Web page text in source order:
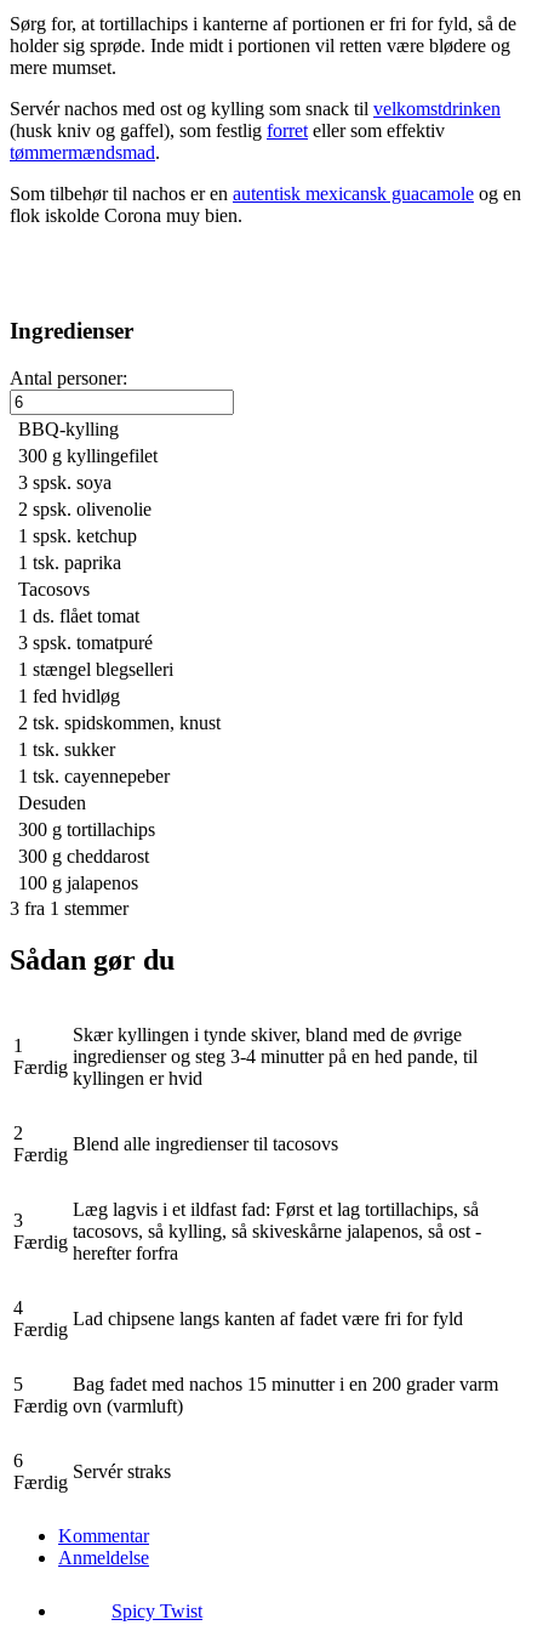
Sørg for, at tortillachips i kanterne af portionen er fri for fyld, så de
holder sig sprøde. Inde midt i portionen vil retten være blødere og
mere mumset.
Servér nachos med ost og kylling som snack til velkomstdrinken
(husk kniv og gaffel), som festlig forret eller som effektiv
tømmermændsmad.
Som tilbehør til nachos er en autentisk mexicansk guacamole og en
flok iskolde Corona muy bien.
Ingredienser
Antal personer:
BBQ-kylling
300 g kyllingefilet
3 spsk. soya
2 spsk. olivenolie
1 spsk. ketchup
1 tsk. paprika
Tacosovs
1 ds. flået tomat
3 spsk. tomatpuré
1 stængel blegselleri
1 fed hvidløg
2 tsk. spidskommen, knust
1 tsk. sukker
1 tsk. cayennepeber
Desuden
300 g tortillachips
300 g cheddarost
100 g jalapenos
3 fra 1 stemmer
Sådan gør du
1
Færdig
Skær kyllingen i tynde skiver, bland med de øvrige
ingredienser og steg 3-4 minutter på en hed pande, til
kyllingen er hvid
2
Færdig
Blend alle ingredienser til tacosovs
3
Færdig
Læg lagvis i et ildfast fad: Først et lag tortillachips, så
tacosovs, så kylling, så skiveskårne jalapenos, så ost -
herefter forfra
4
Færdig
Lad chipsene langs kanten af fadet være fri for fyld
5
Færdig
Bag fadet med nachos 15 minutter i en 200 grader varm
ovn (varmluft)
6
Færdig
Servér straks
Kommentar
Anmeldelse
Spicy Twist